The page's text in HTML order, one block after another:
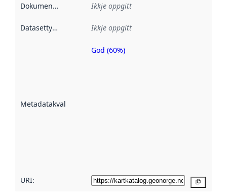
Dokumentasjon Ikkje oppgitt
Datasettype Ikkje oppgitt
Metadatakvalitet
Metadatakvalitet
God (60%)
URI: